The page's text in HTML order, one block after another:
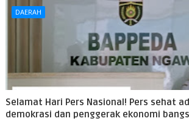
DAERAH
Selamat Hari Pers Nasional! Pers sehat
demokrasi dan penggerak ekonomi